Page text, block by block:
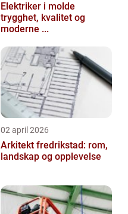
Elektriker i molde
trygghet, kvalitet og
moderne ...
02 april 2026
Arkitekt fredrikstad: rom,
landskap og opplevelse